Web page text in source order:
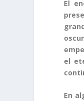
El
el
En